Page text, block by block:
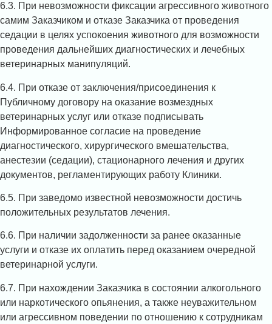
6.3. При невозможности фиксации агрессивного животного
самим Заказчиком и отказе Заказчика от проведения
седации в целях успокоения животного для возможности
проведения дальнейших диагностических и лечебных
ветеринарных манипуляций.
6.4. При отказе от заключения/присоединения к
Публичному договору на оказание возмездных
ветеринарных услуг или отказе подписывать
Информированное согласие на проведение
диагностического, хирургического вмешательства,
анестезии (седации), стационарного лечения и других
документов, регламентирующих работу Клиники.
6.5. При заведомо известной невозможности достичь
положительных результатов лечения.
6.6. При наличии задолженности за ранее оказанные
услуги и отказе их оплатить перед оказанием очередной
ветеринарной услуги.
6.7. При нахождении Заказчика в состоянии алкогольного
или наркотического опьянения, а также неуважительном
или агрессивном поведении по отношению к сотрудникам